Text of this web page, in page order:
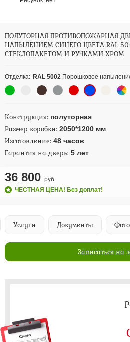
ПОЛУТОРНАЯ ПРОТИВОПОЖАРНАЯ
НАПЫЛЕНИЕМ СИНЕГО ЦВЕТА RAL
СТЕКЛОПАКЕТОМ И РУЧКАМИ ХРОМ
Отделка: RAL 5002 Порошковое
Конструкция: полуторная
Размер коробки: 2050*1200 мм
Изготовление: 48 часов
Гарантия на дверь: 5 лет
36 800 руб.
ЧЕСТНАЯ ЦЕНА! Без доплат!
Услуги Документы
Записаться на